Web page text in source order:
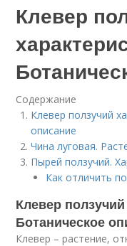
Клевер
Содержание
Клевер ползучий
описание
Чина луговая.
Пырей ползучий.
Как отличить
Клевер
Ботаническое
Клевер – растение,